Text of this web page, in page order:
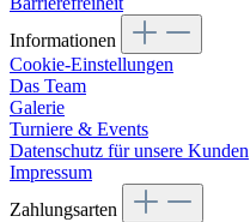
Informationen
Cookie-Einstellungen
Das Team
Galerie
Turniere & Events
Datenschutz für unsere Kunden
Impressum
Zahlungsarten